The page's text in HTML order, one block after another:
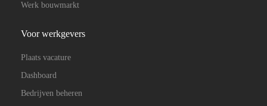
Werk bouwmarkt
Voor werkgevers
Plaats vacature
Dashboard
Bedrijven beheren